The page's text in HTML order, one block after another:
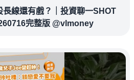
長線還有戲？｜投資聊一SHOT
完整版 @vlmoney